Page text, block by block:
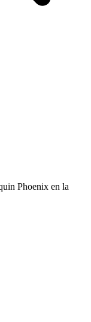
Phoenix en la